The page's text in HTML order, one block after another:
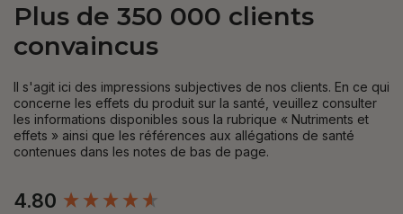
Plus de 350 000 clients
convaincus
Il s'agit ici des impressions subjectives de nos clients. En ce qui
concerne les effets du produit sur la santé, veuillez consulter
les informations disponibles sous la rubrique « Nutriments et
effets » ainsi que les références aux allégations de santé
contenues dans les notes de bas de page.
4.80
New content loaded